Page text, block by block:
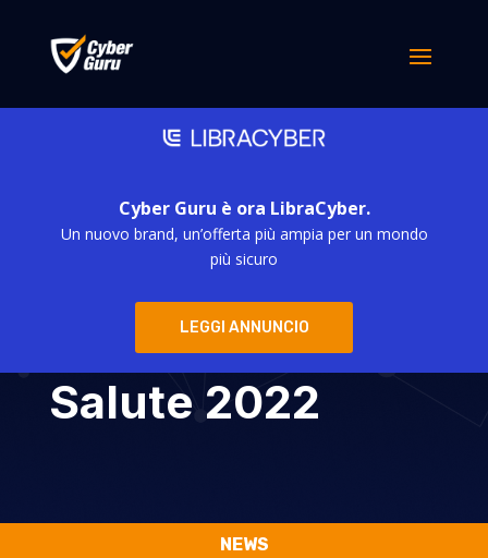
Cyber Guru è ora LibraCyber.
Un nuovo brand, un’offerta più ampia per un mondo
più sicuro
LEGGI ANNUNCIO
Cyber Guru
parteciperà a
Forum Sistema
Salute 2022
NEWS